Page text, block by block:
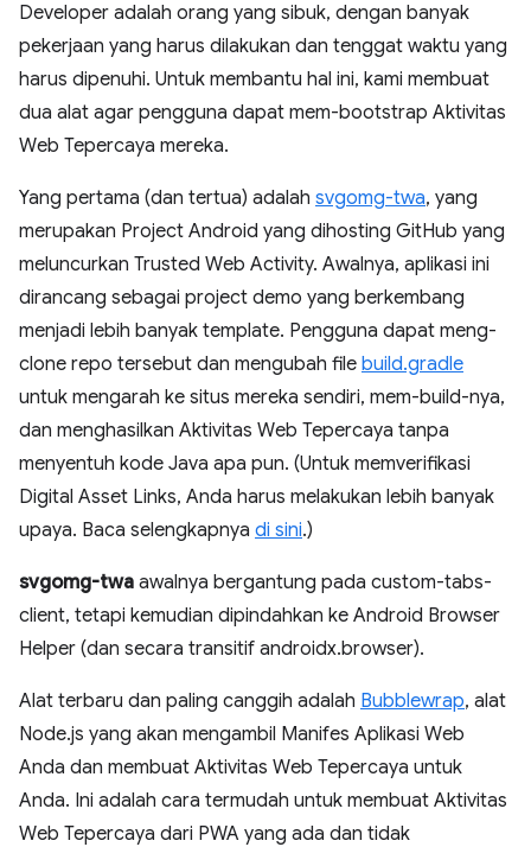
Developer adalah orang yang sibuk, dengan banyak
pekerjaan yang harus dilakukan dan tenggat waktu yang
harus dipenuhi. Untuk membantu hal ini, kami membuat
dua alat agar pengguna dapat mem-bootstrap Aktivitas
Web Tepercaya mereka.
Yang pertama (dan tertua) adalah svgomg-twa, yang
merupakan Project Android yang dihosting GitHub yang
meluncurkan Trusted Web Activity. Awalnya, aplikasi ini
dirancang sebagai project demo yang berkembang
menjadi lebih banyak template. Pengguna dapat meng-
clone repo tersebut dan mengubah file build.gradle
untuk mengarah ke situs mereka sendiri, mem-build-nya,
dan menghasilkan Aktivitas Web Tepercaya tanpa
menyentuh kode Java apa pun. (Untuk memverifikasi
Digital Asset Links, Anda harus melakukan lebih banyak
upaya. Baca selengkapnya di sini.)
svgomg-twa awalnya bergantung pada custom-tabs-
client, tetapi kemudian dipindahkan ke Android Browser
Helper (dan secara transitif androidx.browser).
Alat terbaru dan paling canggih adalah Bubblewrap, alat
Node.js yang akan mengambil Manifes Aplikasi Web
Anda dan membuat Aktivitas Web Tepercaya untuk
Anda. Ini adalah cara termudah untuk membuat Aktivitas
Web Tepercaya dari PWA yang ada dan tidak